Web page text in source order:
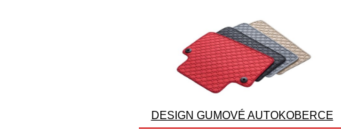
DESIGN GUMOVÉ AUTOKOBERCE